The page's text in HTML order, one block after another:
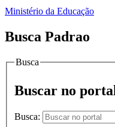
Ministério da Educação
Busca Padrao
Busca
Buscar no portal
Busca: